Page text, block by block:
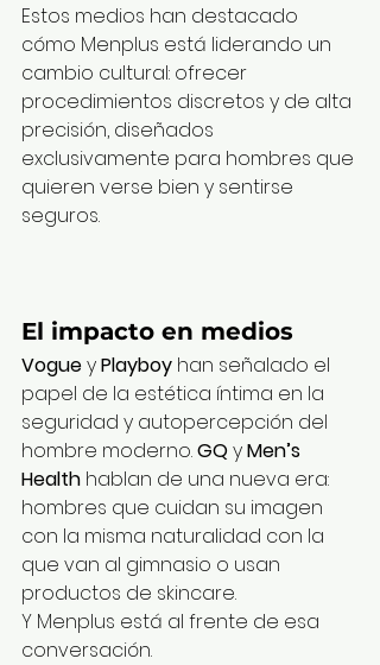
Estos medios han destacado
cómo Menplus está liderando un
cambio cultural: ofrecer
procedimientos discretos y de alta
precisión, diseñados
exclusivamente para hombres que
quieren verse bien y sentirse
seguros.
El impacto en medios
Vogue y Playboy han señalado el
papel de la estética íntima en la
seguridad y autopercepción del
hombre moderno. GQ y Men’s
Health hablan de una nueva era:
hombres que cuidan su imagen
con la misma naturalidad con la
que van al gimnasio o usan
productos de skincare.
Y Menplus está al frente de esa
conversación.